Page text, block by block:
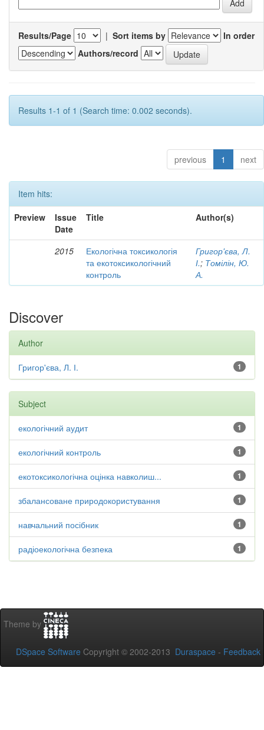
Results/Page | Sort items by
In order
Authors/record
Results 1-1 of 1 (Search time: 0.002 seconds).
previous 1 next
Item hits:
Preview
Issue
Date
Title Author(s)
2015
Екологічна токсикологія
та екотоксикологічний
контроль
Григор'єва, Л.
І.; Томілін, Ю.
А.
Discover
Author
1
Григор'єва, Л. І.
Subject
1
екологічний аудит
1
екологічний контроль
1
екотоксикологічна оцінка навколиш...
1
збалансоване природокористування
1
навчальний посібник
1
радіоекологічна безпека
Theme by
DSpace Software Copyright © 2002-2013 Duraspace - Feedback